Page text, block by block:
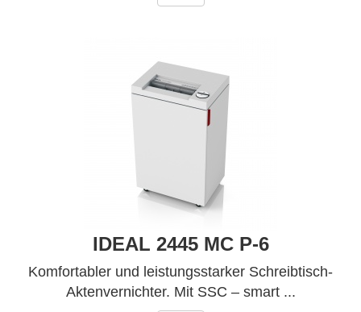
IDEAL 2445 MC P-6
Komfortabler und leistungsstarker Schreibtisch-
Aktenvernichter. Mit SSC – smart ...